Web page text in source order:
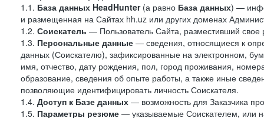
1.1. База данных HeadHunter(а равно База данных) —
и размещенная на Сайтах hh.uz или других доменах
1.2. Соискатель — Пользователь Сайта, разместивший
1.3. Персональные данные — сведения, относящиеся к
данных (Соискателю), зафиксированные на электронном,
имя, отчество, дату рождения, пол, город проживания,
образование, сведения об опыте работы, а также иные
позволяющие идентифицировать личность Соискателя.
1.4. Доступ к Базе данных — возможность для Заказчика
1.5. Параметры резюме — указываемые Соискателем, или